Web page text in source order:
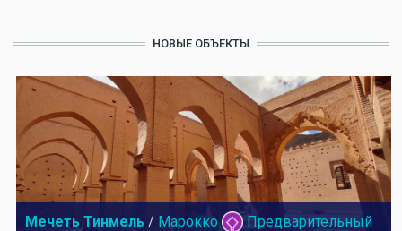
НОВЫЕ ОБЪЕКТЫ
Мечеть Тинмель / Марокко
Предварительный